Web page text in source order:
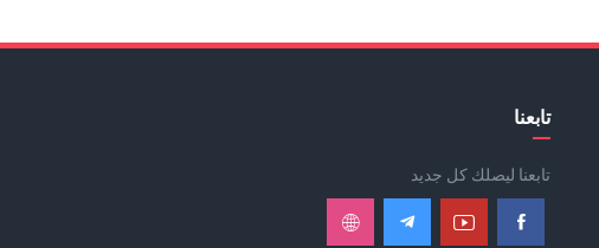
تابعنا
تابعنا ليصلك كل جديد